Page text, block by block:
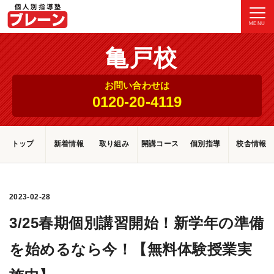
MENU
亀戸校
お問い合わせは
0120-20-4119
トップ 新着情報 取り組み 開講コース 個別指導 校舎情報
2023-02-28
3/25春期個別講習開始！新学年の準備
を始めるなら今！【無料体験授業実